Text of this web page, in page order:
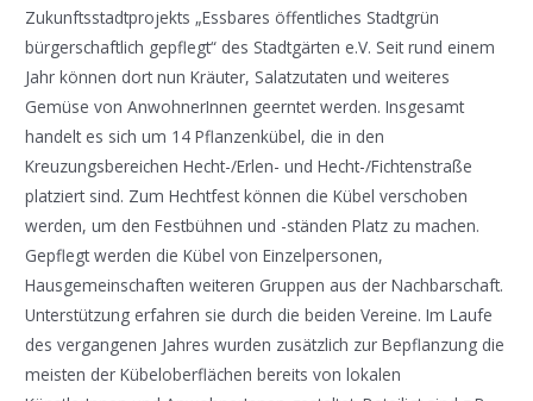
Zukunftsstadtprojekts „Essbares öffentliches Stadtgrün
bürgerschaftlich gepflegt“ des Stadtgärten e.V. Seit rund einem
Jahr können dort nun Kräuter, Salatzutaten und weiteres
Gemüse von AnwohnerInnen geerntet werden. Insgesamt
handelt es sich um 14 Pflanzenkübel, die in den
Kreuzungsbereichen Hecht-/Erlen- und Hecht-/Fichtenstraße
platziert sind. Zum Hechtfest können die Kübel verschoben
werden, um den Festbühnen und -ständen Platz zu machen.
Gepflegt werden die Kübel von Einzelpersonen,
Hausgemeinschaften weiteren Gruppen aus der Nachbarschaft.
Unterstützung erfahren sie durch die beiden Vereine. Im Laufe
des vergangenen Jahres wurden zusätzlich zur Bepflanzung die
meisten der Kübeloberflächen bereits von lokalen